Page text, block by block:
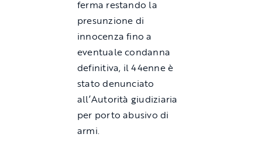
ferma restando la
presunzione di
innocenza fino a
eventuale condanna
definitiva, il 44enne è
stato denunciato
all’Autorità giudiziaria
per porto abusivo di
armi.